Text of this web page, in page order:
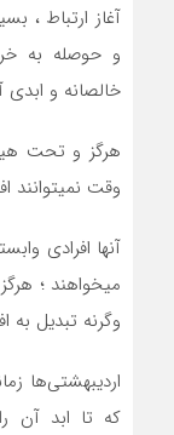
آغاز ارتباط ،
و حوصله به
خالصانه و ابدی
هرگز و تحت
وقت نميتوانند
آنها افرادي
ميخواهند ؛
وگرنه تبديل
ارديبهشتي‌ها
که تا ابد آن